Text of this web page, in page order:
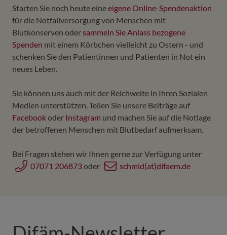
Starten Sie noch heute eineeigene Online-Spendenaktion
für die Notfallversorgung von Menschen mit
Blutkonserven odersammeln Sie Anlass bezogene
Spenden mit einem Körbchen vielleicht zu Ostern - und
schenken Sie den Patientinnen und Patienten in Not ein
neues Leben.
Sie können uns auch mit der Reichweite in Ihren Sozialen
Medien unterstützen. Teilen Sie unsere Beiträge auf
Facebookoder Instagram und machen Sie auf die Notlage
der betroffenen Menschen mit Blutbedarf aufmerksam.
Bei Fragen stehen wir Ihnen gerne zur Verfügung unter
07071 206873oder schmid(at)difaem.de